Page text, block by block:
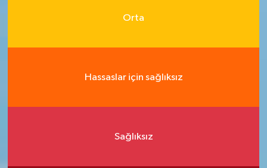
Orta
Hassaslar için sağlıksız
Sağlıksız